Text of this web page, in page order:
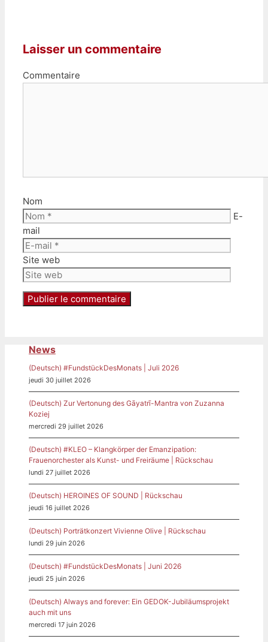
Laisser un commentaire
Commentaire
Nom
E-
mail
Site web
News
(Deutsch) #FundstückDesMonats | Juli 2026
jeudi 30 juillet 2026
(Deutsch) Zur Vertonung des Gāyatrī-Mantra von Zuzanna
Koziej
mercredi 29 juillet 2026
(Deutsch) #KLEO – Klangkörper der Emanzipation:
Frauenorchester als Kunst- und Freiräume | Rückschau
lundi 27 juillet 2026
(Deutsch) HEROINES OF SOUND | Rückschau
jeudi 16 juillet 2026
(Deutsch) Porträtkonzert Vivienne Olive | Rückschau
lundi 29 juin 2026
(Deutsch) #FundstückDesMonats | Juni 2026
jeudi 25 juin 2026
(Deutsch) Always and forever: Ein GEDOK-Jubiläumsprojekt
auch mit uns
mercredi 17 juin 2026